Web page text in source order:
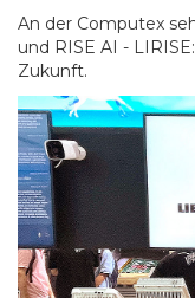
An der Computex
und RISE AI -
Zukunft.